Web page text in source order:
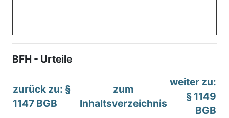
BFH - Urteile
zurück zu: §
1147 BGB
zum
Inhaltsverzeichnis
weiter zu:
§ 1149
BGB